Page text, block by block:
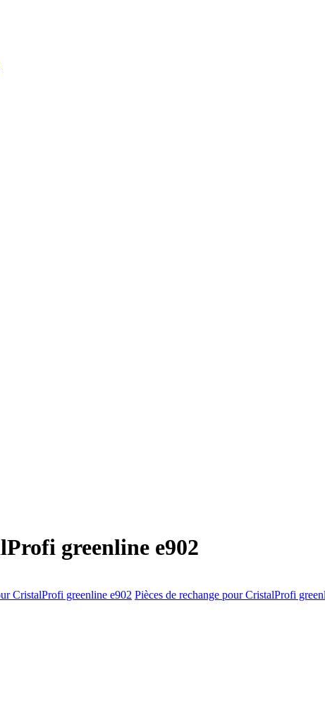
greenline e902
CristalProfi greenline e902 Pièces de rechange pour CristalProfi